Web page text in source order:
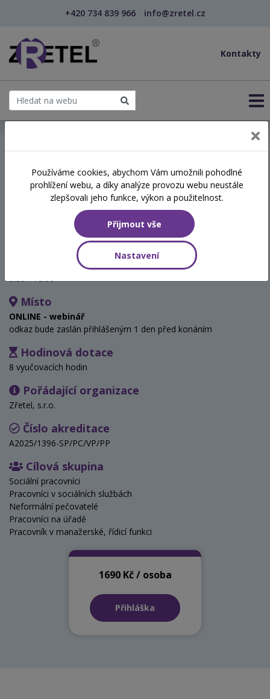
+420 734 839 966 info@zretel.cz
Kontakty
Praktický průvodce
dědictvím
9:00 - 16:00
Místo
ONLINE - webinář
odkaz bude zaslán přihlášeným 1 den před konáním
Hodinová dotace
8 vyučovacích hodin
Pořádající organizace
Zřetel, s.r.o.
Číslo akreditace
A2025/1396-SP/PC/VP/PP
Cílová skupina
Sociální pracovníci
Pracovníci v sociálních službách
Neformální pečovatelé
Pracovníci na úřadě
Pracovník v manažerské, řídicí funkci
1690 Kč / osoba
Přihláška
Používáme cookies, abychom Vám umožnili pohodlné
prohlížení webu, a díky analýze provozu webu neustále
zlepšovali jeho funkce, výkon a použitelnost.
Přijmout vše
Nastavení